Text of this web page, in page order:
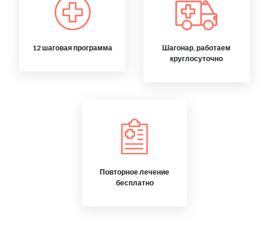
12 шаговая программа
Шагонар, работаем
круглосуточно
Повторное лечение
бесплатно